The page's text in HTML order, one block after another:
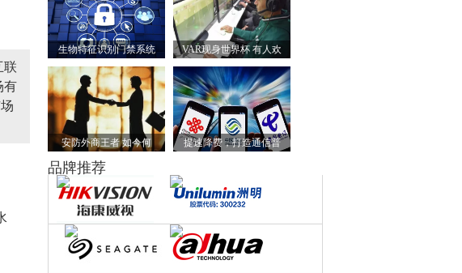
联
有
生物特征识别门禁系统 VAR现身世界杯 有人欢
安防外商王者 如今何 提速降费，打造通信普
品牌推荐